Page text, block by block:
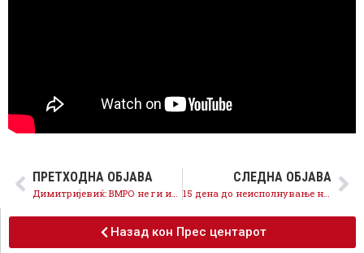
ПРЕТХОДНА ОБЈАВА СЛЕДНА ОБЈАВА
15 дена до неисполнување на реформската агенда и ветувањата на Мицкоски – алиби нема да добие од СДСМ
Назад кон Прес центарот